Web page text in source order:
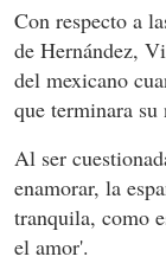
Con respecto a
de Hernández,
del mexicano
que terminara
Al ser
enamorar, la
tranquila, como
el amor'.